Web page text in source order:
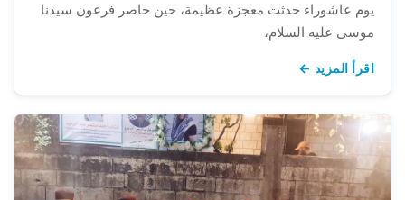
يوم عاشوراء حدثت معجزة عظيمة، حين حاصر فرعون سيدنا
موسى عليه السلام،
اقرأ المزيد ←